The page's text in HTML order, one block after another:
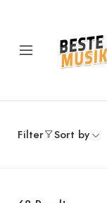
Filter Sort by